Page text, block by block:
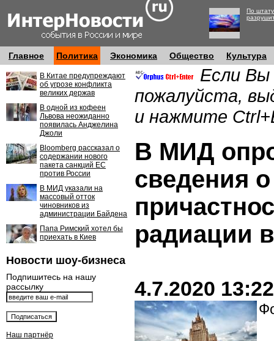
По
Главное Политика Экономика Общество Культура
В Китае предупреждают
об угрозе конфликта
великих держав
В одной из кофеен
Львова неожиданно
появилась Анджелина
Джоли
Bloomberg рассказал о
содержании нового
пакета санкций ЕС
против России
В МИД указали на
массовый отток
чиновников из
администрации Байдена
Папа Римский хотел бы
приехать в Киев
Новости шоу-бизнеса
Подпишитесь на нашу
рассылку
Наш партнёр
Если Вы
пожалуйста,
и нажмите
В МИД
сведения о
радиации
4.7.2020 13:22